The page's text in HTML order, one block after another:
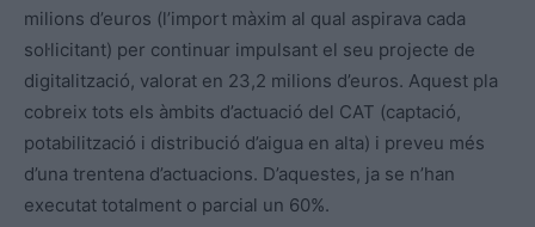
milions d’euros (l’import màxim al qual aspirava cada
sol·licitant) per continuar impulsant el seu projecte de
digitalització, valorat en 23,2 milions d’euros. Aquest pla
cobreix tots els àmbits d’actuació del CAT (captació,
potabilització i distribució d’aigua en alta) i preveu més
d’una trentena d’actuacions. D’aquestes, ja se n’han
executat totalment o parcial un 60%.